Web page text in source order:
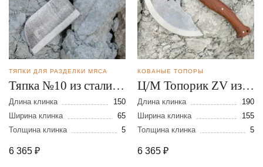
ТЯПКИ ДЛЯ РАЗДЕЛКИ МЯСА
Тяпка №10 из стали
95Х18
Длина клинка
150
Ширина клинка
65
Толщина клинка
5
6 365 ₽
КОВАНЫЕ ТОПОРЫ
Ц/М Топорик ZV из
стали 95Х18
Длина клинка
190
Ширина клинка
155
Толщина клинка
5
6 365 ₽